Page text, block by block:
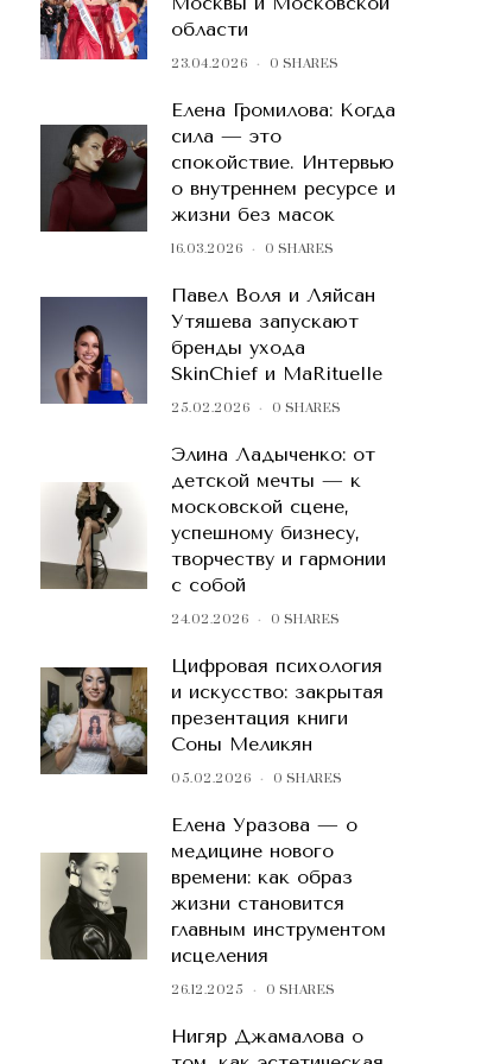
области
23.04.2026 0 SHARES
Елена Громилова: Когда
сила — это
спокойствие. Интервью
о внутреннем ресурсе и
жизни без масок
16.03.2026 0 SHARES
Павел Воля и Ляйсан
Утяшева запускают
бренды ухода
SkinChief и MaRituelle
25.02.2026 0 SHARES
Элина Ладыченко: от
детской мечты — к
московской сцене,
успешному бизнесу,
творчеству и гармонии
с собой
24.02.2026 0 SHARES
Цифровая психология
и искусство: закрытая
презентация книги
Соны Меликян
05.02.2026 0 SHARES
Елена Уразова — о
медицине нового
времени: как образ
жизни становится
главным инструментом
исцеления
26.12.2025 0 SHARES
Нигяр Джамалова о